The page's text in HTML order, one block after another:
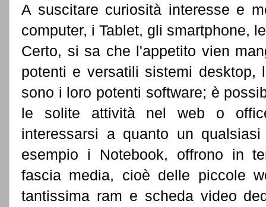
A suscitare curiosità interesse e
computer, i Tablet, gli smartphone,
Certo, si sa che l'appetito vien
potenti e versatili sistemi desktop,
sono i loro potenti software; è
le solite attività nel web o
interessarsi a quanto un
esempio i Notebook, offrono in
fascia media, cioè delle piccole
tantissima ram e scheda video